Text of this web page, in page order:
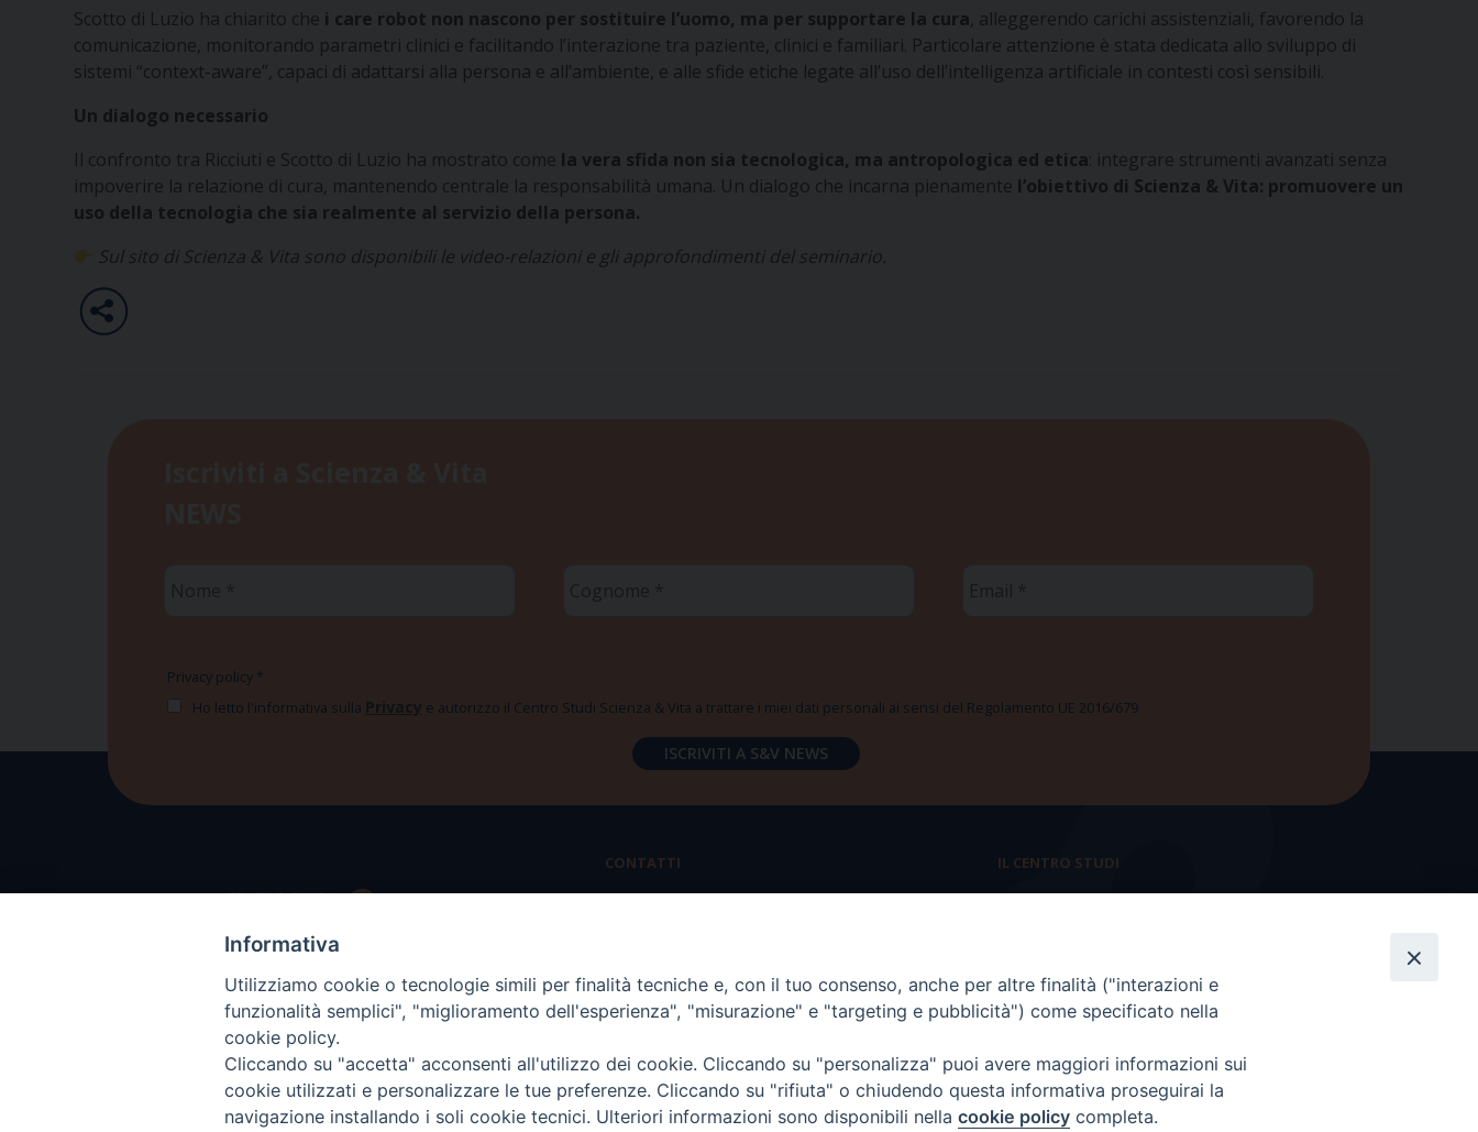
Scotto di Luzio ha chiarito che i care robot non nascono per sostituire l’uomo, ma per supportare la cura , alleggerendo carichi assistenziali, favorendo la
comunicazione, monitorando parametri clinici e facilitando l’interazione tra paziente, clinici e familiari. Particolare attenzione è stata dedicata allo sviluppo di
sistemi “context-aware”, capaci di adattarsi alla persona e all’ambiente, e alle sfide etiche legate all’uso dell’intelligenza artificiale in contesti così sensibili.
Un dialogo necessario
Il confronto tra Ricciuti e Scotto di Luzio ha mostrato come la vera sfida non sia tecnologica, ma antropologica ed etica: integrare strumenti avanzati senza
impoverire la relazione di cura, mantenendo centrale la responsabilità umana. Un dialogo che incarna pienamente l’obiettivo di Scienza & Vita: promuovere un
uso della tecnologia che sia realmente al servizio della persona.
Sul sito di Scienza & Vita sono disponibili le video-relazioni e gli approfondimenti del seminario.
Privacy policy *
Ho letto l'informativa sulla Privacy e autorizzo il Centro Studi Scienza & Vita a trattare i miei dati personali ai sensi del Regolamento UE 2016/679
CONTATTI
segreteria@scienzaevita.org
IL CENTRO STUDI
Presidenza e ufficio presidenza
Coordinamento nazionale
Informativa
Utilizziamo cookie o tecnologie simili per finalità tecniche e, con il tuo consenso, anche per altre finalità ("interazioni e
funzionalità semplici", "miglioramento dell'esperienza", "misurazione" e "targeting e pubblicità") come specificato nella
cookie policy.
Cliccando su "accetta" acconsenti all'utilizzo dei cookie. Cliccando su "personalizza" puoi avere maggiori informazioni sui
cookie utilizzati e personalizzare le tue preferenze. Cliccando su "rifiuta" o chiudendo questa informativa proseguirai la
navigazione installando i soli cookie tecnici. Ulteriori informazioni sono disponibili nella cookie policy completa.